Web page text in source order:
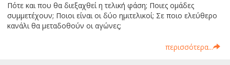
Πότε και που θα διεξαχθεί η τελική φάση; Ποιες ομάδες
συμμετέχουν; Ποιοι είναι οι δύο ημιτελικοί; Σε ποιο ελεύθερο
κανάλι θα μεταδοθούν οι αγώνες;
περισσότερα...